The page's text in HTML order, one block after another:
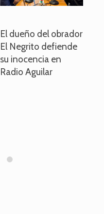
El dueño del obrador
El Negrito defiende
su inocencia en
Radio Aguilar
2